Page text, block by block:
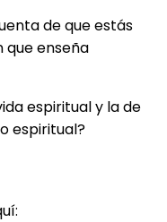
de que estás
que enseña
espiritual y la de
espiritual?